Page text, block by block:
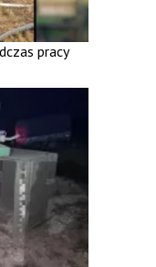
pracy